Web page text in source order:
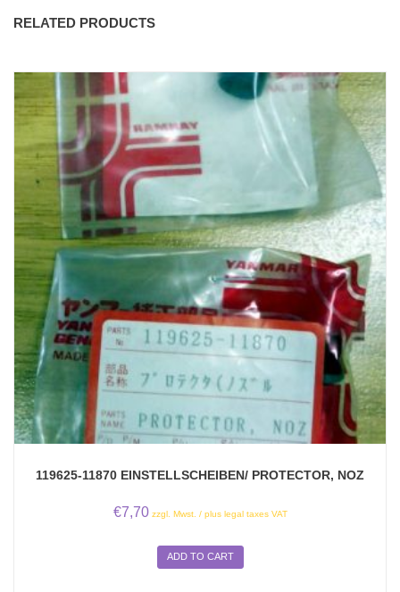
RELATED PRODUCTS
119625-11870 EINSTELLSCHEIBEN/ PROTECTOR, NOZ
€7,70 zzgl. Mwst. / plus legal taxes VAT
ADD TO CART